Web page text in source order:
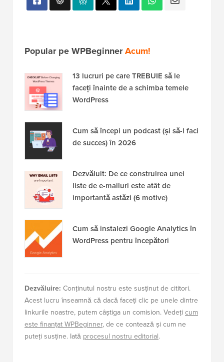
Popular pe WPBeginnerAcum!
13 lucruri pe care TREBUIE să le
faceți înainte de a schimba temele
WordPress
Cum să începi un podcast (și să-l faci
de succes) în 2026
Dezvăluit: De ce construirea unei
liste de e-mailuri este atât de
importantă astăzi (6 motive)
Cum să instalezi Google Analytics în
WordPress pentru începători
Dezvăluire: Conținutul nostru este susținut de cititori.
Acest lucru înseamnă că dacă faceți clic pe unele dintre
linkurile noastre, putem câștiga un comision. Vedeți cum
este finanțat WPBeginner, de ce contează și cum ne
puteți susține. Iată procesul nostru editorial.